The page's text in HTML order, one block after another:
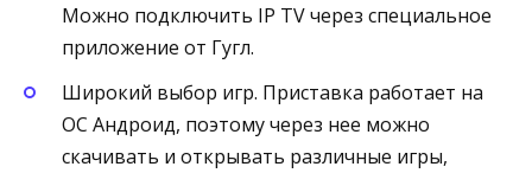
Можно подключить IP TV через специальное
приложение от Гугл.
Широкий выбор игр. Приставка работает на
ОС Андроид, поэтому через нее можно
скачивать и открывать различные игры,